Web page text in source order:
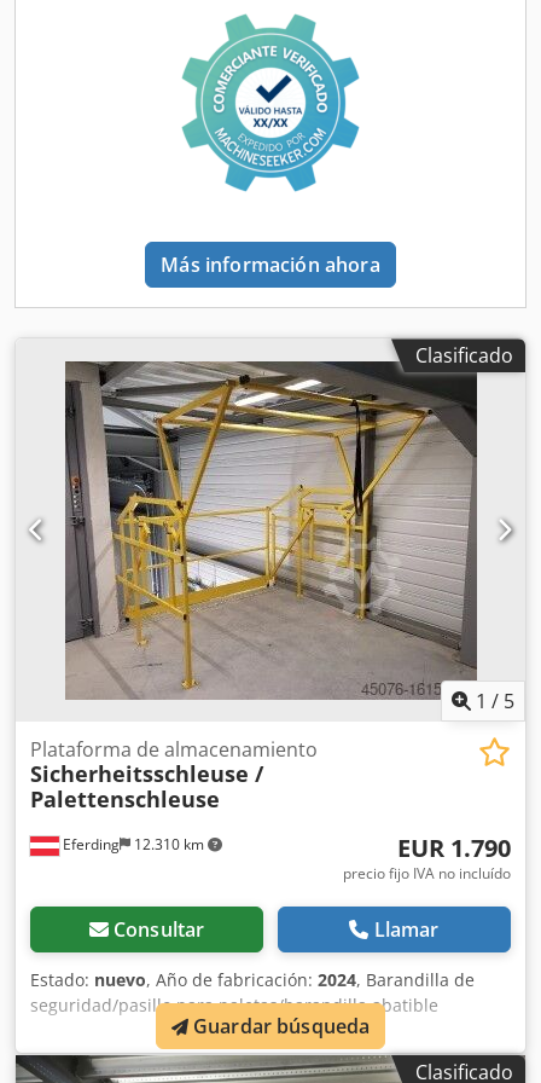
de pesaje. Este tipo de balanza elimina la necesidad de
rampas o plataformas adicionales, facilitando y
aumentando la eficiencia en la manipulación diaria de
mercancías. Parámetros técnicos clave: - Dimensiones de
la plataforma: 120 x 85 cm – adaptada para palets EURO
estándar, - Altura de la báscula: solo 10 cm – facilita la
entrada de la transpaleta, - Capacidad máxima: 2000 kg –
permite pesar tanto bultos individuales como palets
garantiza resultados precisos incluso con grandes cargas, -
Pantalla electrónica moderna con panel de control de uso
construcción de acero y alta resistencia a un uso intensivo.
Gracias a su plataforma baja en forma de U, es posible
colocar rápidamente el palet sin equipos auxiliares
adicionales. La báscula de plataforma para palets asegura
la repetibilidad de las mediciones y, a la vez, es fácil de
utilizar: la pantalla legible permite una rápida lectura de
los resultados, ahorrando tiempo al personal de almacén.
Aplicaciones de la báscula para palets: El dispositivo es
ideal para diversas áreas de la logística y la industria. La
báscula en forma de U para palets se emplea en el control
de mercancías entrantes y salientes, en procesos de
inventario y durante la preparación de pedidos. Ya sea
que administres una tienda online, un mayorista o un
centro de distribución, esta báscula para transpaleta
incrementará la eficiencia y mejorará la precisión de los
Más información ahora
Clasificado
1 / 5
Eferding 12.310 km
Plataforma de almacenamiento
Sicherheitsschleuse /
Palettenschleuse
EUR 1.790
precio fijo IVA no incluído
Consultar Llamar
Estado: nuevo, Año de fabricación: 2024, Barandilla de
seguridad/pasillo para paletas/barandilla abatible
Producto nuevo, véase las imágenes Ancho útil: 2100 mm
Ancho máximo utilizable: 1880 mm Ancho de carga
Clasificado
Guardar búsqueda